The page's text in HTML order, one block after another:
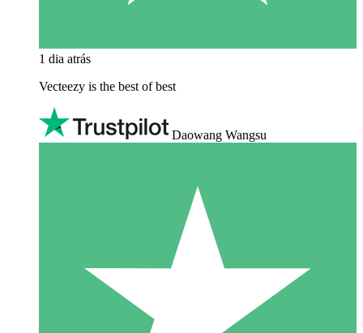
1 dia atrás
Vecteezy is the best of best
Daowang Wangsu